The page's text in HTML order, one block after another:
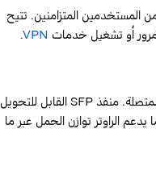
المستخدمين المتزامنين. تتيح
أو تشغيل خدمات VPN
.
منفذSFPالقابل للتحويل
الراوتر توازن الحمل عبر ما